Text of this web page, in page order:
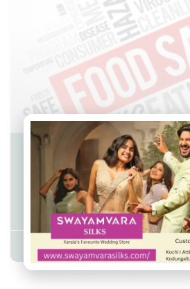
അഴൂരിൽ ഗ്രാമ
ഭക്ഷ്യസുരക്ഷാ
രജിസ്‌ട്രേഷൻ മേള.
Admin YS January 12, 2023 3:07